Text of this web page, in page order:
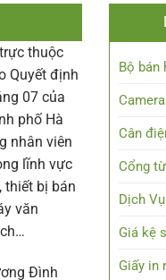
trực thuộc
Quyết định
07 của
phố Hà
nhân viên
lĩnh vực
thiết bị bán
văn
Đình
Bộ bán
Cân
Cổng từ
Dịch Vụ
Giá kệ
Giấy in